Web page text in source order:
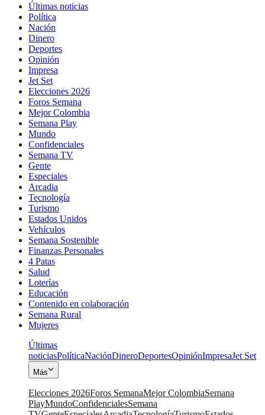
Últimas noticias
Política
Nación
Dinero
Deportes
Opinión
Impresa
Jet Set
Elecciones 2026
Foros Semana
Mejor Colombia
Semana Play
Mundo
Confidenciales
Semana TV
Gente
Especiales
Arcadia
Tecnología
Turismo
Estados Unidos
Vehículos
Semana Sostenible
Finanzas Personales
4 Patas
Salud
Loterías
Educación
Contenido en colaboración
Semana Rural
Mujeres
Últimas
noticiasPolíticaNaciónDineroDeportesOpiniónImpresaJet Set
Más
Elecciones 2026Foros SemanaMejor ColombiaSemana
PlayMundoConfidencialesSemana